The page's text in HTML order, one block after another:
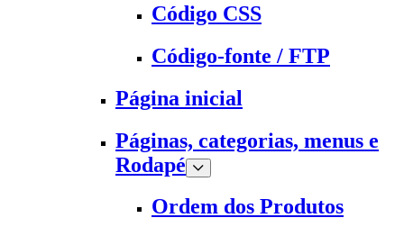
Código CSS
Código-fonte / FTP
Página inicial
Páginas, categorias, menus e
Rodapé
Ordem dos Produtos